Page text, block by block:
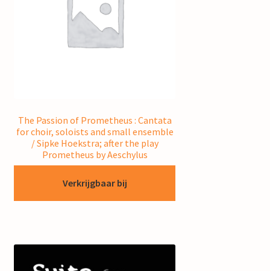
The Passion of Prometheus : Cantata
for choir, soloists and small ensemble
/ Sipke Hoekstra; after the play
Prometheus by Aeschylus
Verkrijgbaar bij